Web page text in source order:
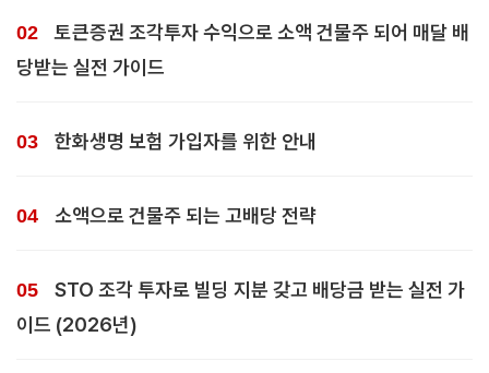
토큰증권 조각투자 수익으로 소액 건물주 되어 매달 배
당받는 실전 가이드
한화생명 보험 가입자를 위한 안내
소액으로 건물주 되는 고배당 전략
STO 조각 투자로 빌딩 지분 갖고 배당금 받는 실전 가
이드 (2026년)